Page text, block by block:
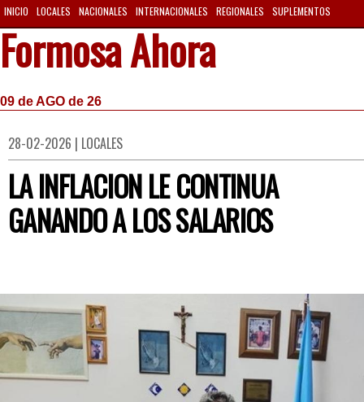
INICIO LOCALES NACIONALES INTERNACIONALES REGIONALES SUPLEMENTOS
Formosa Ahora
09 de AGO de 26
28-02-2026 | LOCALES
LA INFLACION LE CONTINUA
GANANDO A LOS SALARIOS